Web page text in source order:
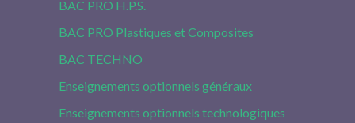
BAC PRO H.P.S.
BAC PRO Plastiques et Composites
BAC TECHNO
Enseignements optionnels généraux
Enseignements optionnels technologiques